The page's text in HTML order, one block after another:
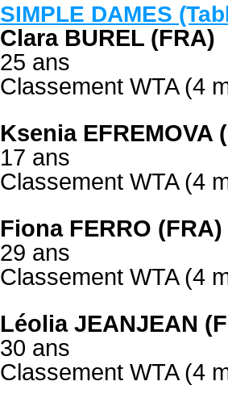
SIMPLE DAMES
Clara BUREL (FRA)
25 ans
Classement WTA (4
Ksenia EFREMOVA
17 ans
Classement WTA (4
Fiona FERRO (FRA)
29 ans
Classement WTA (4
Léolia JEANJEAN
30 ans
Classement WTA (4